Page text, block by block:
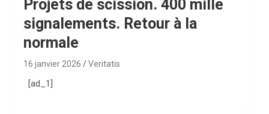
Projets de scission. 400 mille
signalements. Retour à la
normale
16 janvier 2026 Veritatis
[ad_1]